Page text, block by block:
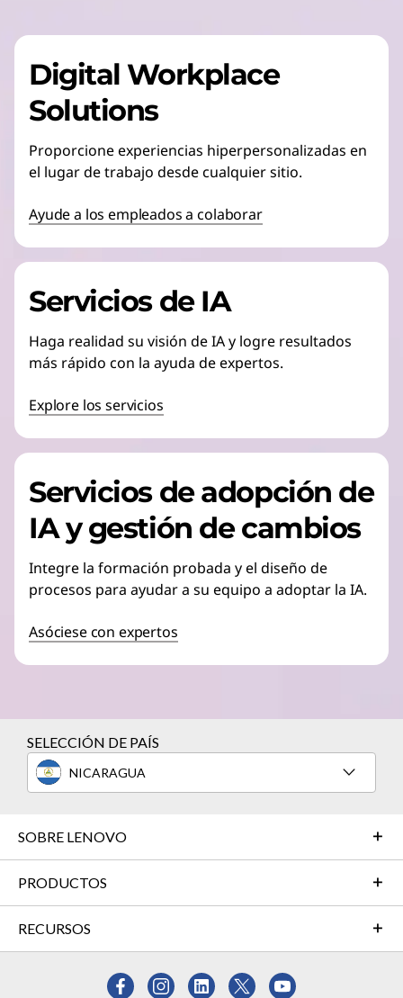
Digital Workplace
Solutions
Proporcione experiencias hiperpersonalizadas en
el lugar de trabajo desde cualquier sitio.
Ayude a los empleados a colaborar
Servicios de IA
Haga realidad su visión de IA y logre resultados
más rápido con la ayuda de expertos.
Explore los servicios
Servicios de adopción de
IA y gestión de cambios
Integre la formación probada y el diseño de
procesos para ayudar a su equipo a adoptar la IA.
Asóciese con expertos
SELECCIÓN DE PAÍS
NICARAGUA
SOBRE LENOVO
PRODUCTOS
RECURSOS